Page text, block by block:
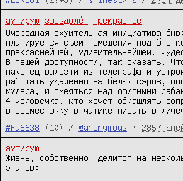
аутирую звездолёт прекрасное
Очередная охуительная инициатива
планируется съем помещения под бнв
прекраснейшей, удивительнейшей,
В пешей доступности, так сказать.
наконец вылезти из телеграфа и
работать удаленно на белых сэров,
кулера, и смеяться над офисными
4 человечка, кто хочет обкашлять
в совместочку в чатике писать в
#FG6638
(10) / @anonymous / 2857
аутирую
Жизнь, собственно, делится на
этапов: